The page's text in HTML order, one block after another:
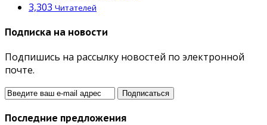
3,303 Читателей
Подписка на новости
Подпишись на рассылку новостей по электронной
почте.
Последние предложения